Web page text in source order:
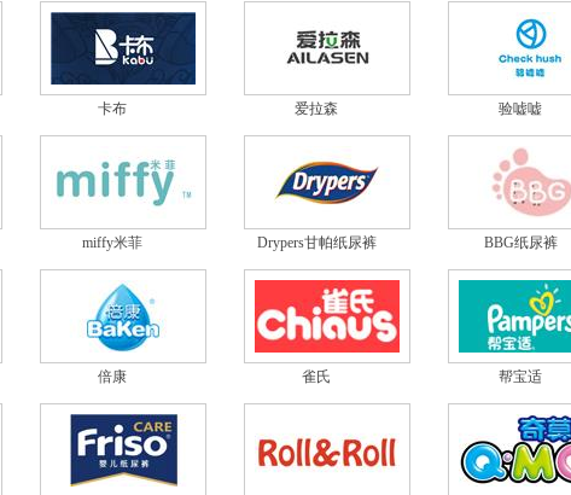
卡布 爱拉森 验嘘嘘
miffy米菲 Drypers甘帕纸尿裤 BBG纸尿裤
倍康 雀氏 帮宝适